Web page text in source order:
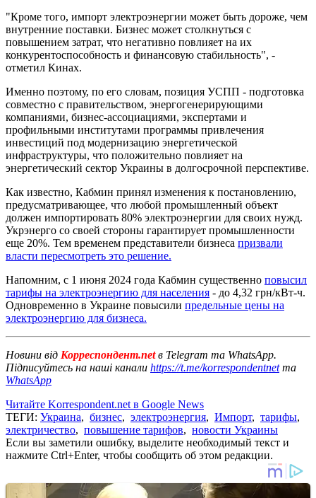
"Кроме того, импорт электроэнергии может быть дороже, чем
внутренние поставки. Бизнес может столкнуться с
повышением затрат, что негативно повлияет на их
конкурентоспособность и финансовую стабильность", -
отметил Кинах.
Именно поэтому, по его словам, позиция УСПП - подготовка
совместно с правительством, энергогенерирующими
компаниями, бизнес-ассоциациями, экспертами и
профильными институтами программы привлечения
инвестиций под модернизацию энергетической
инфраструктуры, что положительно повлияет на
энергетический сектор Украины в долгосрочной перспективе.
Как известно, Кабмин принял изменения к постановлению,
предусматривающее, что любой промышленный объект
должен импортировать 80% электроэнергии для своих нужд.
Укрэнерго со своей стороны гарантирует промышленности
еще 20%. Тем временем представители бизнеса призвали
власти пересмотреть это решение.
Напомним, с 1 июня 2024 года Кабмин существенно повысил
тарифы на электроэнергию для населения - до 4,32 грн/кВт-ч.
Одновременно в Украине повысили предельные цены на
электроэнергию для бизнеса.
Новини від Корреспондент.netв Telegram та WhatsApp.
Підписуйтесь на наші канали https://t.me/korrespondentnetта
WhatsApp
Читайте Korrespondent.net в Google News
ТЕГИ: Украина, бизнес, электроэнергия, Импорт, тарифы,
электричество, повышение тарифов, новости Украины
Если вы заметили ошибку, выделите необходимый текст и
нажмите Ctrl+Enter, чтобы сообщить об этом редакции.